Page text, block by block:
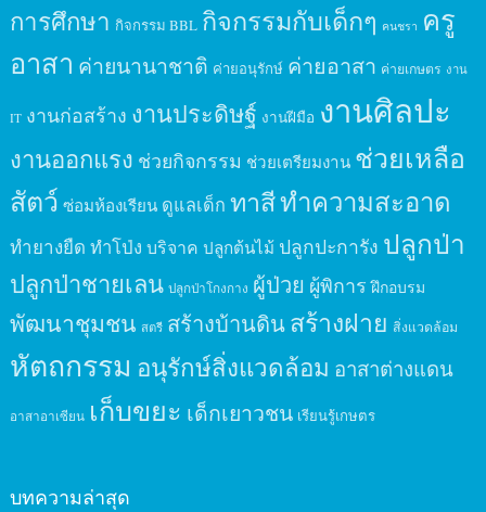
การศึกษา กิจกรรม BBL กิจกรรมกับเด็กๆ คนชรา ครู
อาสา ค่ายนานาชาติ ค่ายอนุรักษ์ ค่ายอาสา ค่ายเกษตร งาน
IT งานก่อสร้าง งานประดิษฐ์ งานฝีมือ งานศิลปะ
งานออกแรง ช่วยกิจกรรม ช่วยเตรียมงาน ช่วยเหลือ
สัตว์ ซ่อมห้องเรียน ดูแลเด็ก ทาสีทำความสะอาด
ทำยางยืด ทำโป่ง บริจาค ปลูกต้นไม้ ปลูกปะการัง ปลูกป่า
ปลูกป่าชายเลน ปลูกป่าโกงกาง ผู้ป่วย ผู้พิการ ฝึกอบรม
พัฒนาชุมชน สตรี สร้างบ้านดินสร้างฝาย สิ่งแวดล้อม
หัตถกรรม อนุรักษ์สิ่งแวดล้อม อาสาต่างแดน
อาสาอาเซียน เก็บขยะ เด็กเยาวชน เรียนรู้เกษตร
บทความล่าสุด